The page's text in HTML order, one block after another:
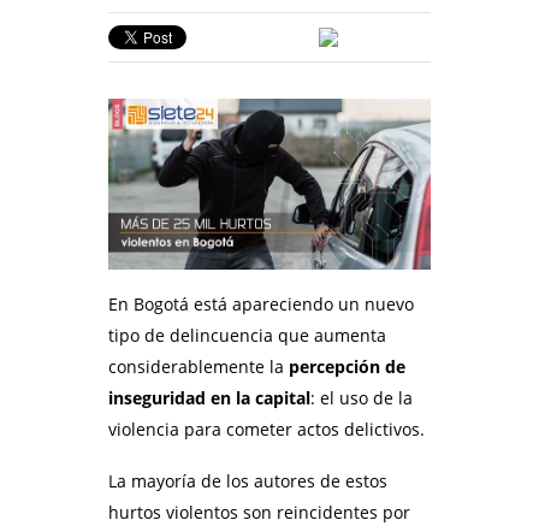
En Bogotá está apareciendo un nuevo
tipo de delincuencia que aumenta
considerablemente la percepción de
inseguridad en la capital: el uso de la
violencia para cometer actos delictivos.
La mayoría de los autores de estos
hurtos violentos son reincidentes por